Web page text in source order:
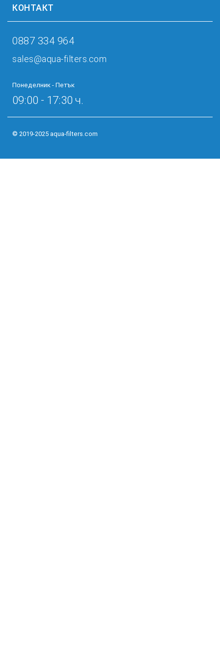
КОНТАКТ
0887 334 964
sales@aqua-filters.com
Понеделник - Петък
09:00 - 17:30 ч.
© 2019-2025 aqua-filters.com